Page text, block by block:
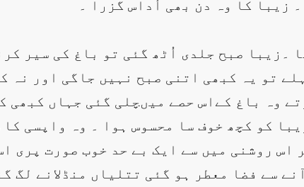
زیبا کا وہ دن بھی اُداس گزرا ۔
۔زیبا صبح جلدی اُٹھ گئی تو باغ کی سیر
پہلے تو یہ کبھی اتنی صبح نہیں جاگی اور
وہ باغ کےاس حصے میںچلی گئی جہاں
کو کچھ خوف سا محسوس ہوا ۔ وہ واپسی
اس روشنی میں سے ایک بے حد خوب صورت پری
سے فضا معطر ہو گئی تتلیاں منڈلانے لگ